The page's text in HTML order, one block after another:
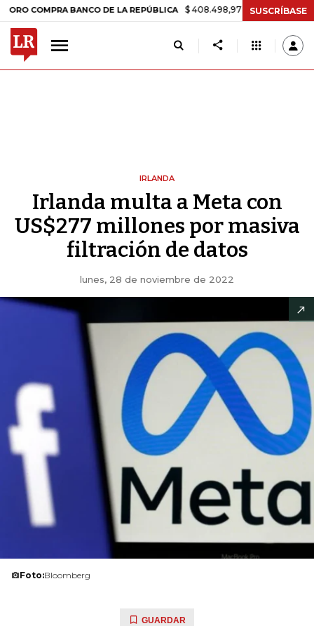
BANCO DE LA REPÚBLICA $ 408.498,97 +$ 8.753,81 +2,19%
SUSCRÍBASE
IRLANDA
Irlanda multa a Meta con
US$277 millones por masiva
filtración de datos
lunes, 28 de noviembre de 2022
Foto:Bloomberg
GUARDAR